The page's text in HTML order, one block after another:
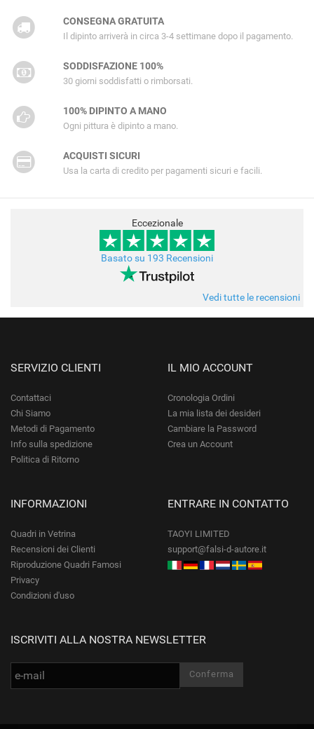
CONSEGNA GRATUITA
Il dipinto arriverà in circa 3-4 settimane dopo il pagamento.
SODDISFAZIONE 100%
30 giorni soddisfatti o rimborsati.
100% DIPINTO A MANO
Ogni pittura è dipinto a mano.
ACQUISTI SICURI
Usa la carta di credito per pagamenti sicuri e facili.
Eccezionale
Basato su 193 Recensioni
Vedi tutte le recensioni
SERVIZIO CLIENTI
Contattaci
Chi Siamo
Metodi di Pagamento
Info sulla spedizione
Politica di Ritorno
IL MIO ACCOUNT
Cronologia Ordini
La mia lista dei desideri
Cambiare la Password
Crea un Account
INFORMAZIONI
Quadri in Vetrina
Recensioni dei Clienti
Riproduzione Quadri Famosi
Privacy
Condizioni d'uso
ENTRARE IN CONTATTO
TAOYI LIMITED
support@falsi-d-autore.it
ISCRIVITI ALLA NOSTRA NEWSLETTER